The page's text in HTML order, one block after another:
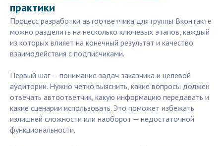
практики
Процесс разработки автоответчика для группы Вконтакте
можно разделить на несколько ключевых этапов, каждый
из которых влияет на конечный результат и качество
взаимодействия с подписчиками.
Первый шаг — понимание задач заказчика и целевой
аудитории. Нужно четко выяснить, какие вопросы должен
отвечать автоответчик, какую информацию передавать и
какие сценарии использовать. Это поможет избежать
излишней сложности или наоборот — недостаточной
функциональности.